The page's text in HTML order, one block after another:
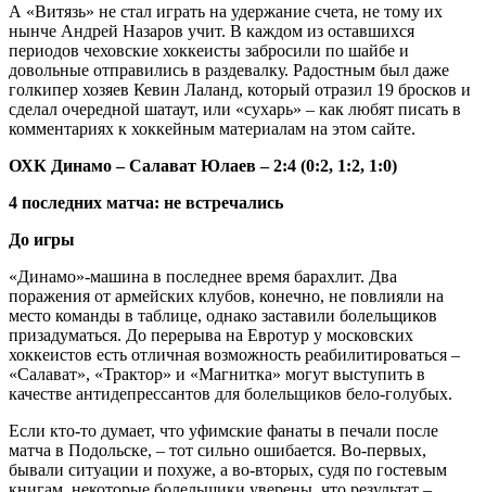
А «Витязь» не стал играть на удержание счета, не тому их
нынче Андрей Назаров учит. В каждом из оставшихся
периодов чеховские хоккеисты забросили по шайбе и
довольные отправились в раздевалку. Радостным был даже
голкипер хозяев Кевин Лаланд, который отразил 19 бросков и
сделал очередной шатаут, или «сухарь» – как любят писать в
комментариях к хоккейным материалам на этом сайте.
ОХК Динамо – Салават Юлаев – 2:4 (0:2, 1:2, 1:0)
4 последних матча: не встречались
До игры
«Динамо»-машина в последнее время барахлит. Два
поражения от армейских клубов, конечно, не повлияли на
место команды в таблице, однако заставили болельщиков
призадуматься. До перерыва на Евротур у московских
хоккеистов есть отличная возможность реабилитироваться –
«Салават», «Трактор» и «Магнитка» могут выступить в
качестве антидепрессантов для болельщиков бело-голубых.
Если кто-то думает, что уфимские фанаты в печали после
матча в Подольске, – тот сильно ошибается. Во-первых,
бывали ситуации и похуже, а во-вторых, судя по гостевым